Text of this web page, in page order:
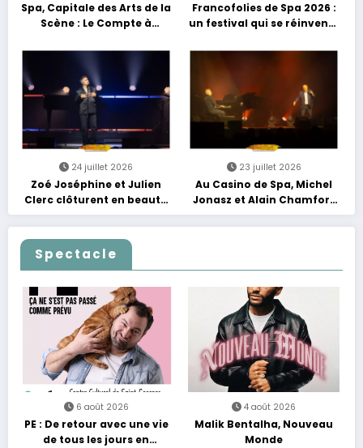
Spa, Capitale des Arts de la
Scène : Le Compte à
Francofolies de Spa 2026 :
un festival qui se réinvente
grands moments de scène
24 juillet 2026
Zoé Joséphine et Julien
Clerc clôturent en beauté
Les Nuits Francofolies au
Casino
23 juillet 2026
Au Casino de Spa, Michel
Jonasz et Alain Chamfort
célèbrent le temps qui
passe… sans jamais céder
Spectacle
6 août 2026
PE : De retour avec une vie
de tous les jours en
4 août 2026
Malik Bentalha, Nouveau
Monde